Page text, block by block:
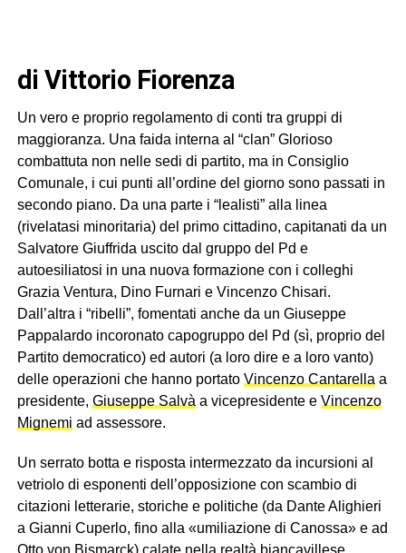
di Vittorio Fiorenza
Un vero e proprio regolamento di conti tra gruppi di
maggioranza. Una faida interna al “clan” Glorioso
combattuta non nelle sedi di partito, ma in Consiglio
Comunale, i cui punti all’ordine del giorno sono passati in
secondo piano. Da una parte i “lealisti” alla linea
(rivelatasi minoritaria) del primo cittadino, capitanati da un
Salvatore Giuffrida uscito dal gruppo del Pd e
autoesiliatosi in una nuova formazione con i colleghi
Grazia Ventura, Dino Furnari e Vincenzo Chisari.
Dall’altra i “ribelli”, fomentati anche da un Giuseppe
Pappalardo incoronato capogruppo del Pd (sì, proprio del
Partito democratico) ed autori (a loro dire e a loro vanto)
delle operazioni che hanno portato Vincenzo Cantarella a
presidente, Giuseppe Salvà a vicepresidente e Vincenzo
Mignemi ad assessore.
Un serrato botta e risposta intermezzato da incursioni al
vetriolo di esponenti dell’opposizione con scambio di
citazioni letterarie, storiche e politiche (da Dante Alighieri
a Gianni Cuperlo, fino alla «umiliazione di Canossa» e ad
Otto von Bismarck) calate nella realtà biancavillese.